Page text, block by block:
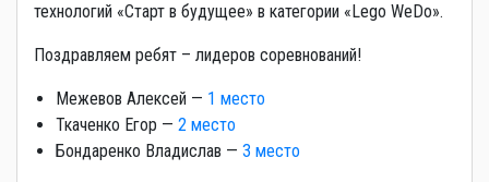
технологий «Старт в будущее» в категории «Lego WeDo».
Поздравляем ребят – лидеров соревнований!
Межевов Алексей — 1 место
Ткаченко Егор — 2 место
Бондаренко Владислав — 3 место